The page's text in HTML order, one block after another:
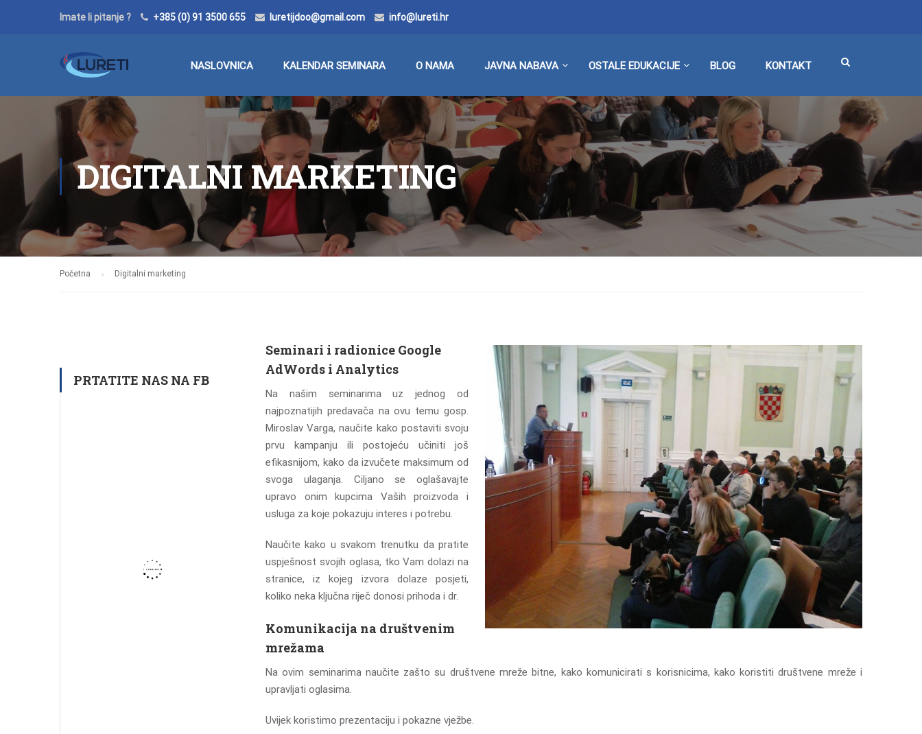
Imate li pitanje ? +385 (0) 91 3500 655 luretijdoo@gmail.com info@lureti.hr
NASLOVNICA KALENDAR SEMINARA O NAMA JAVNA NABAVA OSTALE EDUKACIJE BLOG KONTAKT
DIGITALNI MARKETING
Početna Digitalni marketing
Seminari i radionice Google
AdWords i Analytics
Na našim seminarima uz jednog od
najpoznatijih predavača na ovu temu gosp.
Miroslav Varga, naučite kako postaviti svoju
prvu kampanju ili postojeću učiniti još
efikasnijom, kako da izvučete maksimum od
svoga ulaganja. Ciljano se oglašavajte
upravo onim kupcima Vaših proizvoda i
usluga za koje pokazuju interes i potrebu.
Naučite kako u svakom trenutku da pratite
uspješnost svojih oglasa, tko Vam dolazi na
stranice, iz kojeg izvora dolaze posjeti,
koliko neka ključna riječ donosi prihoda i dr.
Komunikacija na društvenim
mrežama
Na ovim seminarima naučite zašto su društvene mreže bitne, kako komunicirati s korisnicima, kako koristiti društvene mreže i
upravljati oglasima.
Uvijek koristimo prezentaciju i pokazne vježbe.
PRTATITE NAS NA FB